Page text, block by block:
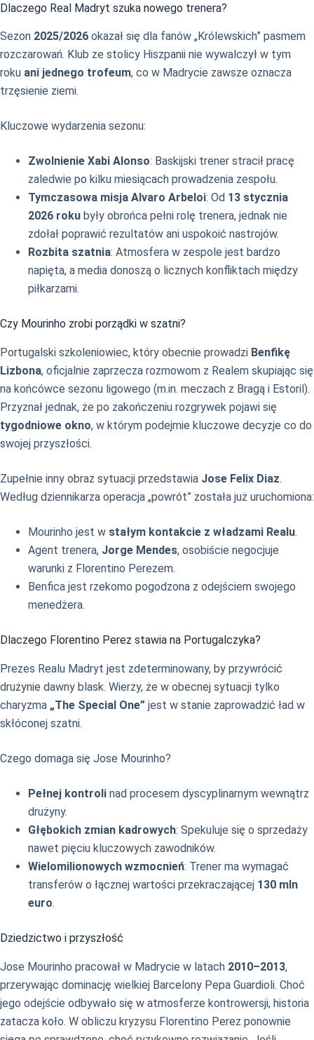
Dlaczego Real Madryt szuka nowego trenera?
Sezon 2025/2026 okazał się dla fanów „Królewskich” pasmem
rozczarowań. Klub ze stolicy Hiszpanii nie wywalczył w tym
roku ani jednego trofeum, co w Madrycie zawsze oznacza
trzęsienie ziemi.
Kluczowe wydarzenia sezonu:
Zwolnienie Xabi Alonso: Baskijski trener stracił pracę
zaledwie po kilku miesiącach prowadzenia zespołu.
Tymczasowa misja Alvaro Arbeloi: Od 13 stycznia
2026 roku były obrońca pełni rolę trenera, jednak nie
zdołał poprawić rezultatów ani uspokoić nastrojów.
Rozbita szatnia: Atmosfera w zespole jest bardzo
napięta, a media donoszą o licznych konfliktach między
piłkarzami.
Czy Mourinho zrobi porządki w szatni?
Portugalski szkoleniowiec, który obecnie prowadzi Benfikę
Lizbona, oficjalnie zaprzecza rozmowom z Realem skupiając się
na końcówce sezonu ligowego (m.in. meczach z Bragą i Estoril).
Przyznał jednak, że po zakończeniu rozgrywek pojawi się
tygodniowe okno, w którym podejmie kluczowe decyzje co do
swojej przyszłości.
Zupełnie inny obraz sytuacji przedstawia Jose Felix Diaz.
Według dziennikarza operacja „powrót” została już uruchomiona:
Mourinho jest w stałym kontakcie z władzami Realu.
Agent trenera, Jorge Mendes, osobiście negocjuje
warunki z Florentino Perezem.
Benfica jest rzekomo pogodzona z odejściem swojego
menedżera.
Dlaczego Florentino Perez stawia na Portugalczyka?
Prezes Realu Madryt jest zdeterminowany, by przywrócić
drużynie dawny blask. Wierzy, że w obecnej sytuacji tylko
charyzma „The Special One” jest w stanie zaprowadzić ład w
skłóconej szatni.
Czego domaga się Jose Mourinho?
Pełnej kontroli nad procesem dyscyplinarnym wewnątrz
drużyny.
Głębokich zmian kadrowych: Spekuluje się o sprzedaży
nawet pięciu kluczowych zawodników.
Wielomilionowych wzmocnień: Trener ma wymagać
transferów o łącznej wartości przekraczającej 130 mln
euro.
Dziedzictwo i przyszłość
Jose Mourinho pracował w Madrycie w latach 2010–2013,
przerywając dominację wielkiej Barcelony Pepa Guardioli. Choć
jego odejście odbywało się w atmosferze kontrowersji, historia
zatacza koło. W obliczu kryzysu Florentino Perez ponownie